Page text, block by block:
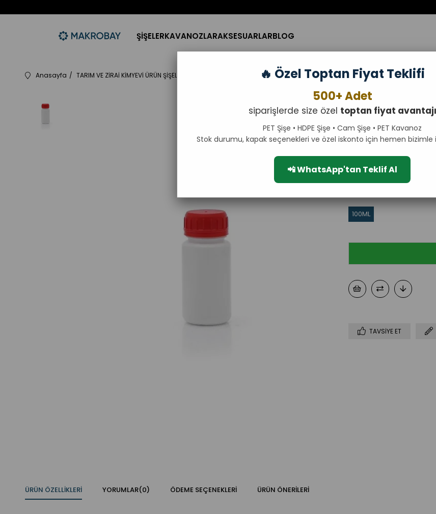
ŞİŞELERKAVANOZLARAKSESUARLARBLOG
Anasayfa TARIM VE ZİRAİ KİMYEVİ ÜRÜN ŞİŞELERİ 100ml HDPE Tarım Kimyevi ve Zirai Ürün Şişesi
100ml HDPE
Yüksek kalite HDPE
güvenli bir şekilde
ve dayanıklı yapısı ile
pratik kullanım sağlar.
ML
100ML
TAVSIYE ET
ÜRÜN ÖZELLIKLERI YORUMLAR(0) ÖDEME SEÇENEKLERI ÜRÜN ÖNERILERI
🔥 Özel Toptan Fiyat Teklifi
500+ Adet
siparişlerde size özel toptan fiyat avantajı
PET Şişe • HDPE Şişe • Cam Şişe • PET Kavanoz
Stok durumu, kapak seçenekleri ve özel iskonto için hemen bizimle
📲 WhatsApp'tan Teklif Al